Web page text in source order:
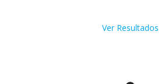
Ver Resultados